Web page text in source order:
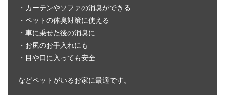
・カーテンやソファの消臭ができる
・ペットの体臭対策に使える
・車に乗せた後の消臭に
・お尻のお手入れにも
・目や口に入っても安全
などペットがいるお家に最適です。